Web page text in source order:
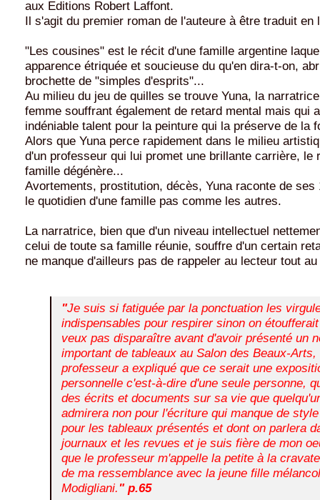
aux Editions Robert Laffont.
Il s'agit du premier roman de l'auteure à être traduit en
"Les cousines" est le récit d'une famille argentine
apparence étriquée et soucieuse du qu'en dira-t-on,
brochette de "simples d'esprits"...
Au milieu du jeu de quilles se trouve Yuna, la
femme souffrant également de retard mental mais qui
indéniable talent pour la peinture qui la préserve de la
Alors que Yuna perce rapidement dans le milieu
d'un professeur qui lui promet une brillante carrière, le
famille dégénère...
Avortements, prostitution, décès, Yuna raconte de ses
le quotidien d'une famille pas comme les autres.
La narratrice, bien que d'un niveau intellectuel
celui de toute sa famille réunie, souffre d'un certain
ne manque d'ailleurs pas de rappeler au lecteur tout
"Je suis si fatiguée par la ponctuation les
indispensables pour respirer sinon on
veux pas disparaître avant d'avoir présenté un
important de tableaux au Salon des Beaux-Arts,
professeur a expliqué que ce serait une
personnelle c'est-à-dire d'une seule personne,
des écrits et documents sur sa vie que
admirera non pour l'écriture qui manque de
pour les tableaux présentés et dont on parlera
journaux et les revues et je suis fière de mon
que le professeur m'appelle la petite à la
de ma ressemblance avec la jeune fille
Modigliani." p.65